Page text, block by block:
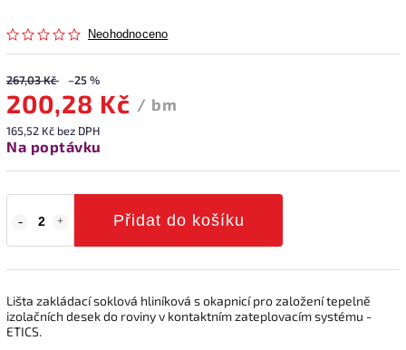
Neohodnoceno
267,03 Kč –25 %
200,28 Kč / bm
165,52 Kč bez DPH
Na poptávku
Přidat do košíku
Lišta zakládací soklová hliníková s okapnicí pro založení tepelně
izolačních desek do roviny v kontaktním zateplovacím systému -
ETICS.